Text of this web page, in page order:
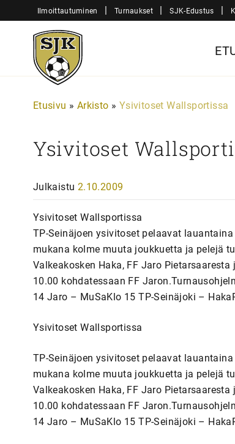
sisältöön
Ilmoittautuminen | Turnaukset | SJK-Edustus |
Sjk-
Juniorit
Etusivu » Arkisto » Ysivitoset Wallsportissa
Ysivitoset
Julkaistu 2.10.2009
Ysivitoset Wallsportissa
TP-Seinäjoen ysivitoset pelaavat
mukana kolme muuta joukkuetta ja pelejä
Valkeakosken Haka, FF Jaro
10.00 kohdatessaan FF
14 Jaro – MuSaKlo 15 TP-Seinäjoki –
Ysivitoset Wallsportissa
TP-Seinäjoen ysivitoset pelaavat
mukana kolme muuta joukkuetta ja pelejä
Valkeakosken Haka, FF Jaro
10.00 kohdatessaan FF
14 Jaro – MuSaKlo 15 TP-Seinäjoki –